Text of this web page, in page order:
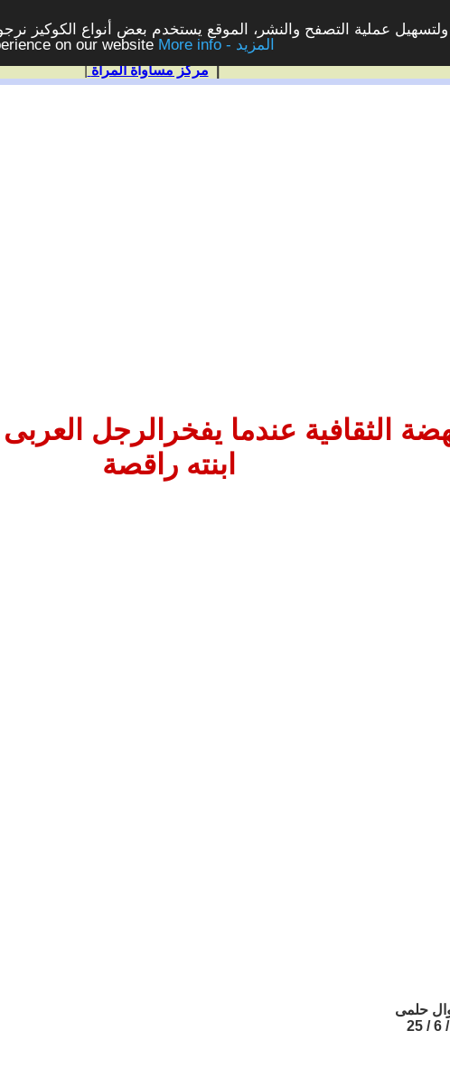
عملية التصفح والنشر، الموقع يستخدم بعض أنواع الكوكيز
on our website
More info - المزيد
| مركز مساواة المرأة|
الثقافية عندما يفخرالرجل
ابنته راقصة
حلمى